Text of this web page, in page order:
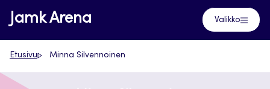
Siirry
suoraan
sisältöön
Jamk Arena Valikko
Etusivu Minna Silvennoinen